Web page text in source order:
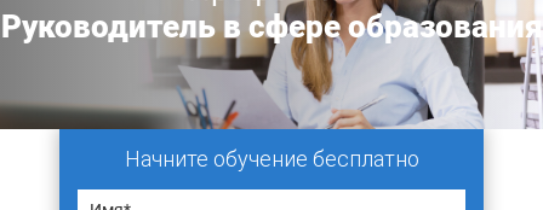
Руководитель в сфере образования
Начните обучение бесплатно